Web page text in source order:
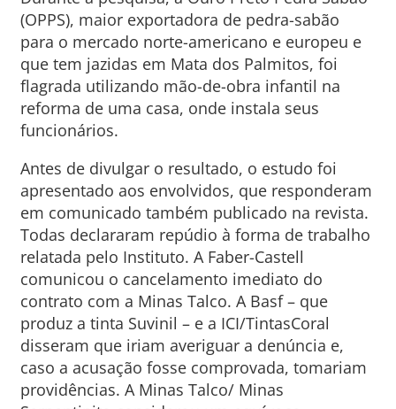
(OPPS), maior exportadora de pedra-sabão
para o mercado norte-americano e europeu e
que tem jazidas em Mata dos Palmitos, foi
flagrada utilizando mão-de-obra infantil na
reforma de uma casa, onde instala seus
funcionários.
Antes de divulgar o resultado, o estudo foi
apresentado aos envolvidos, que responderam
em comunicado também publicado na revista.
Todas declararam repúdio à forma de trabalho
relatada pelo Instituto. A Faber-Castell
comunicou o cancelamento imediato do
contrato com a Minas Talco. A Basf – que
produz a tinta Suvinil – e a ICI/TintasCoral
disseram que iriam averiguar a denúncia e,
caso a acusação fosse comprovada, tomariam
providências. A Minas Talco/ Minas